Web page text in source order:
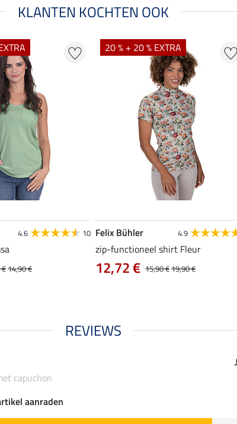
KLANTEN KOCHTEN OOK
4.6 10
14,90 €
20 % + 20 % EXTRA
Felix Bühler 4.9
zip-functioneel shirt Fleur
15,90 €19,90 €
12,72 €
REVIEWS
capuchon
aanraden